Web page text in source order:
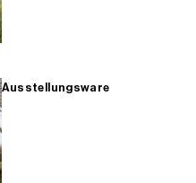
Ausstellungsware